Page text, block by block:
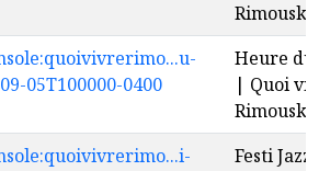
Rimouski
05T100000-0400
Heure du
| Quoi
Rimouski
Festi